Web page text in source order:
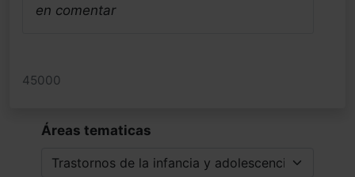
en comentar
45000
Áreas tematicas